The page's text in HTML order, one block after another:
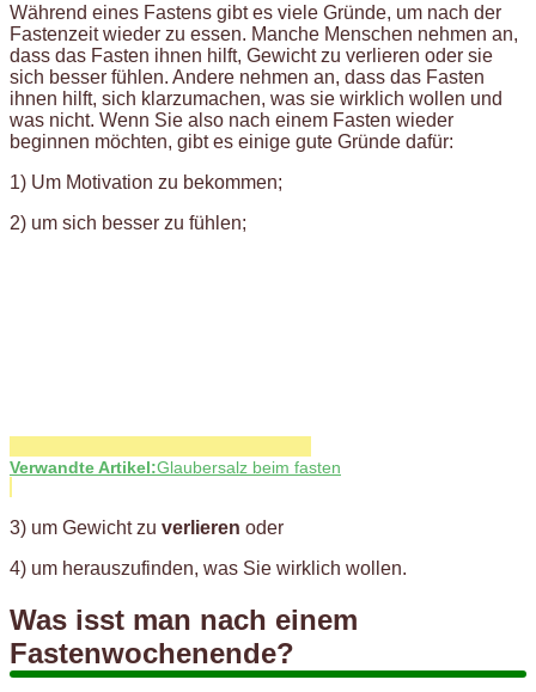
Während eines Fastens gibt es viele Gründe, um nach der
Fastenzeit wieder zu essen. Manche Menschen nehmen an,
dass das Fasten ihnen hilft, Gewicht zu verlieren oder sie
sich besser fühlen. Andere nehmen an, dass das Fasten
ihnen hilft, sich klarzumachen, was sie wirklich wollen und
was nicht. Wenn Sie also nach einem Fasten wieder
beginnen möchten, gibt es einige gute Gründe dafür:
1) Um Motivation zu bekommen;
2) um sich besser zu fühlen;
Verwandte Artikel:Glaubersalz beim fasten
3) um Gewicht zu verlieren oder
4) um herauszufinden, was Sie wirklich wollen.
Was isst man nach einem
Fastenwochenende?